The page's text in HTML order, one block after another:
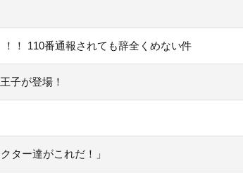
！ 110番通報されても辞全くめない件
子が登場！
ター達がこれだ！」